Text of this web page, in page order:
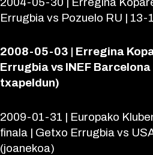
Errugbia vs Pozuelo RU |
2008-05-03 | Erregina
Errugbia vs INEF
txapeldun)
2009-01-31 | Europako
finala | Getxo Errugbia vs
(joanekoa)